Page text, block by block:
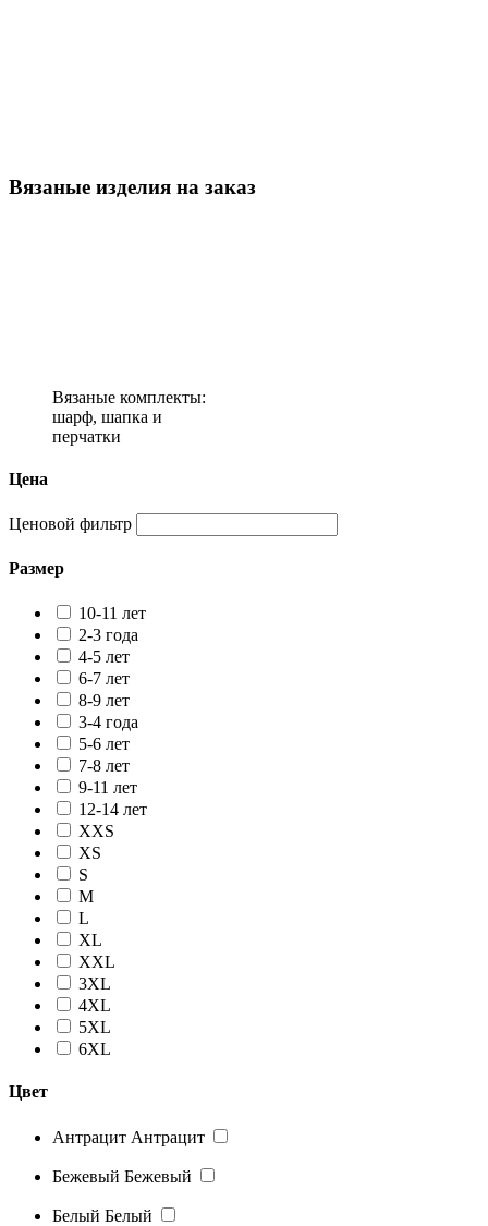
Вязаные изделия на заказ
Вязаные комплекты:
шарф, шапка и
перчатки
Цена
Ценовой фильтр
Размер
10-11 лет
2-3 года
4-5 лет
6-7 лет
8-9 лет
3-4 года
5-6 лет
7-8 лет
9-11 лет
12-14 лет
XXS
XS
S
M
L
XL
XXL
3XL
4XL
5XL
6XL
Цвет
Антрацит Антрацит
Бежевый Бежевый
Белый Белый